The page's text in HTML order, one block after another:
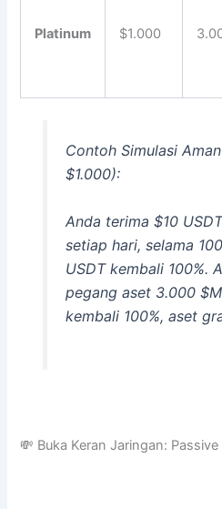
Platinum $1.000
Contoh Simulasi
$1.000):
Anda terima $10
setiap hari, selama
USDT kembali 100%.
pegang aset 3.000
kembali 100%, aset
💸 Buka Keran Jaringan: